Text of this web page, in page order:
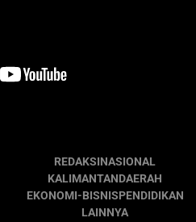
REDAKSINASIONAL
KALIMANTANDAERAH
EKONOMI-BISNISPENDIDIKAN
LAINNYA